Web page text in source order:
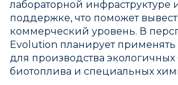
лабораторной инфраструктуре
поддержке, что поможет
коммерческий уровень. В
Evolution планирует применять
для производства экологичных
биотоплива и специальных